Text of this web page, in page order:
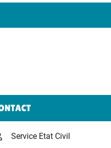
Service Etat Civil